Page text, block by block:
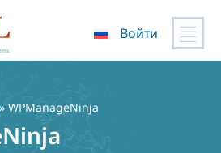
Войти
WPManageNinja